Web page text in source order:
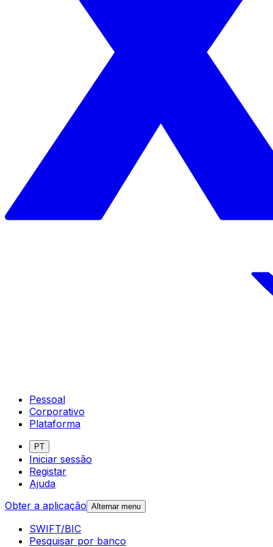
Pessoal
Corporativo
Plataforma
PT
Iniciar sessão
Registar
Ajuda
Obter a aplicação Alternar menu
SWIFT/BIC
Pesquisar por banco